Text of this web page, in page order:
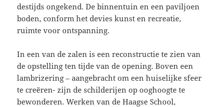
destijds ongekend. De binnentuin en een paviljoen
boden, conform het devies kunst en recreatie,
ruimte voor ontspanning.
In een van de zalen is een reconstructie te zien van
de opstelling ten tijde van de opening. Boven een
lambrizering – aangebracht om een huiselijke sfeer
te creëren- zijn de schilderijen op ooghoogte te
bewonderen. Werken van de Haagse School,